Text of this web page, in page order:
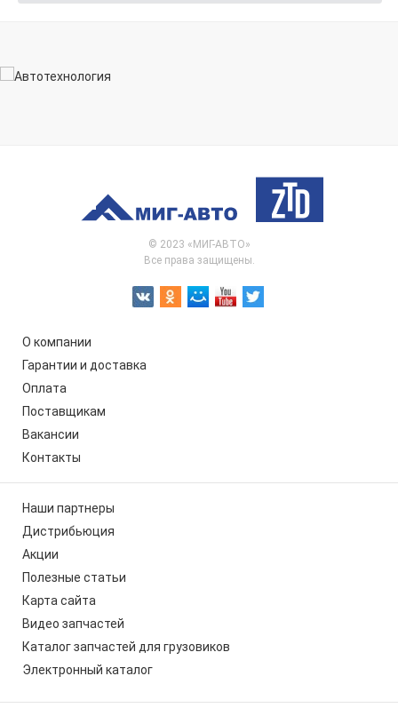
© 2023 «МИГ-АВТО»
Все права защищены.
О компании
Гарантии и доставка
Оплата
Поставщикам
Вакансии
Контакты
Наши партнеры
Дистрибьюция
Акции
Полезные статьи
Карта сайта
Видео запчастей
Каталог запчастей для грузовиков
Электронный каталог